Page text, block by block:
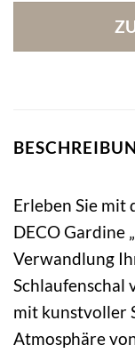
Erleben Sie mit
DECO Gardine
Verwandlung
mit kunstvoller
Atmosphäre